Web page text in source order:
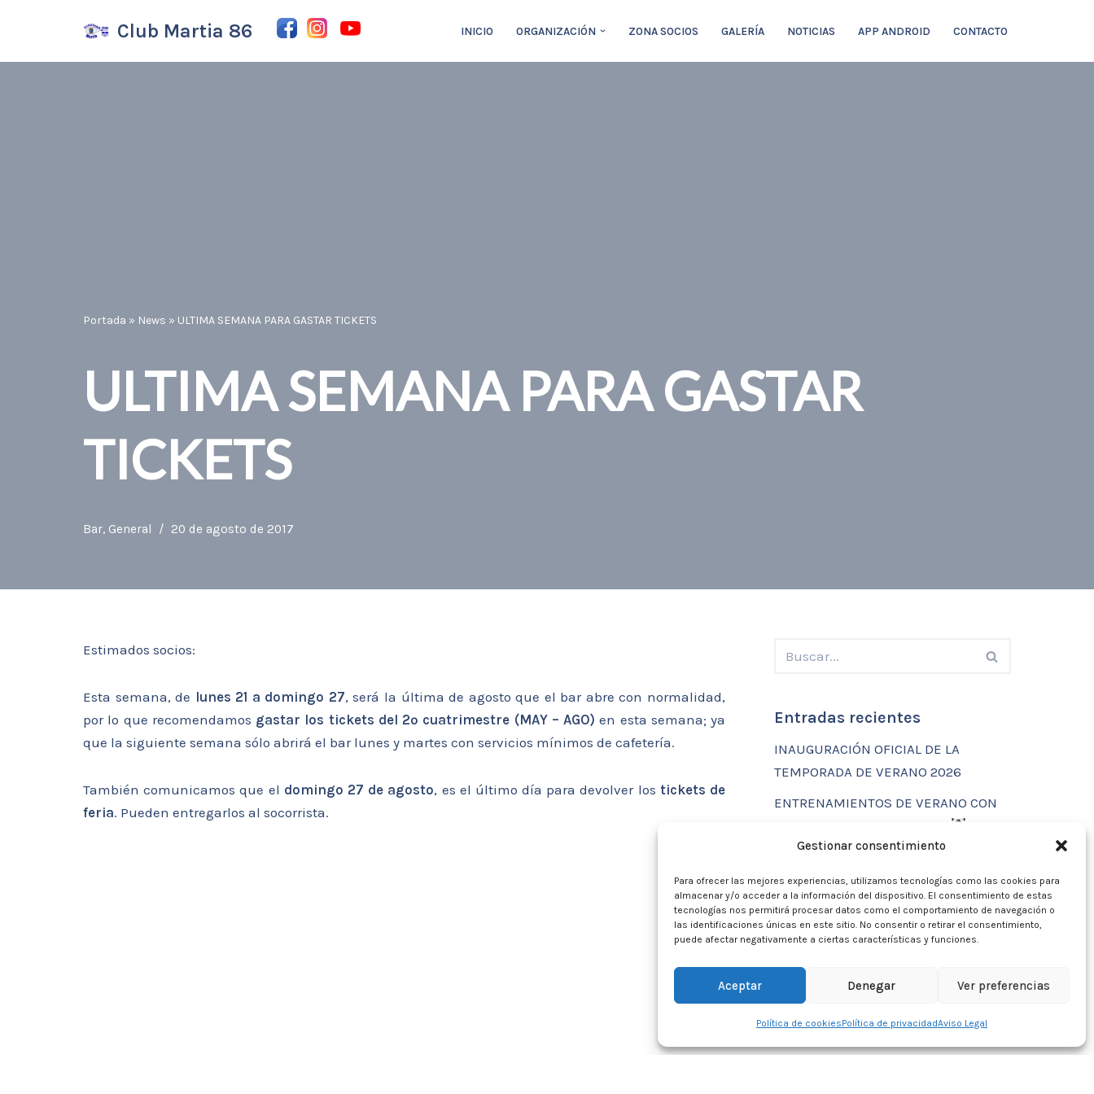
Gestionar consentimiento
Para ofrecer las mejores experiencias, utilizamos tecnologías como las cookies para
almacenar y/o acceder a la información del dispositivo. El consentimiento de estas
tecnologías nos permitirá procesar datos como el comportamiento de navegación o
las identificaciones únicas en este sitio. No consentir o retirar el consentimiento,
puede afectar negativamente a ciertas características y funciones.
Aceptar Denegar Ver preferencias
Política de cookiesPolítica de privacidadAviso Legal
Club Martia 86 INICIO ORGANIZACIÓN ZONA SOCIOS GALERÍA NOTICIAS APP ANDROID CONTACTO
Portada » News » ULTIMA SEMANA PARA GASTAR TICKETS
ULTIMA SEMANA PARA GASTAR
TICKETS
Bar, General 20 de agosto de 2017
Estimados socios:
Esta semana, de lunes 21 a domingo 27, será la última de agosto que el bar abre con normalidad,
por lo que recomendamos gastar los tickets del 2º cuatrimestre (MAY – AGO) en esta semana; ya
que la siguiente semana sólo abrirá el bar lunes y martes con servicios mínimos de cafetería.
También comunicamos que el domingo 27 de agosto, es el último día para devolver los tickets de
feria. Pueden entregarlos al socorrista.
Entradas recientes
INAUGURACIÓN OFICIAL DE LA
TEMPORADA DE VERANO 2026
ENTRENAMIENTOS DE VERANO CON
VERANO 2026 – CLUB MARTIA 86
ACTIVIDADES DE VERANO 2026
Campamento de verano 2026